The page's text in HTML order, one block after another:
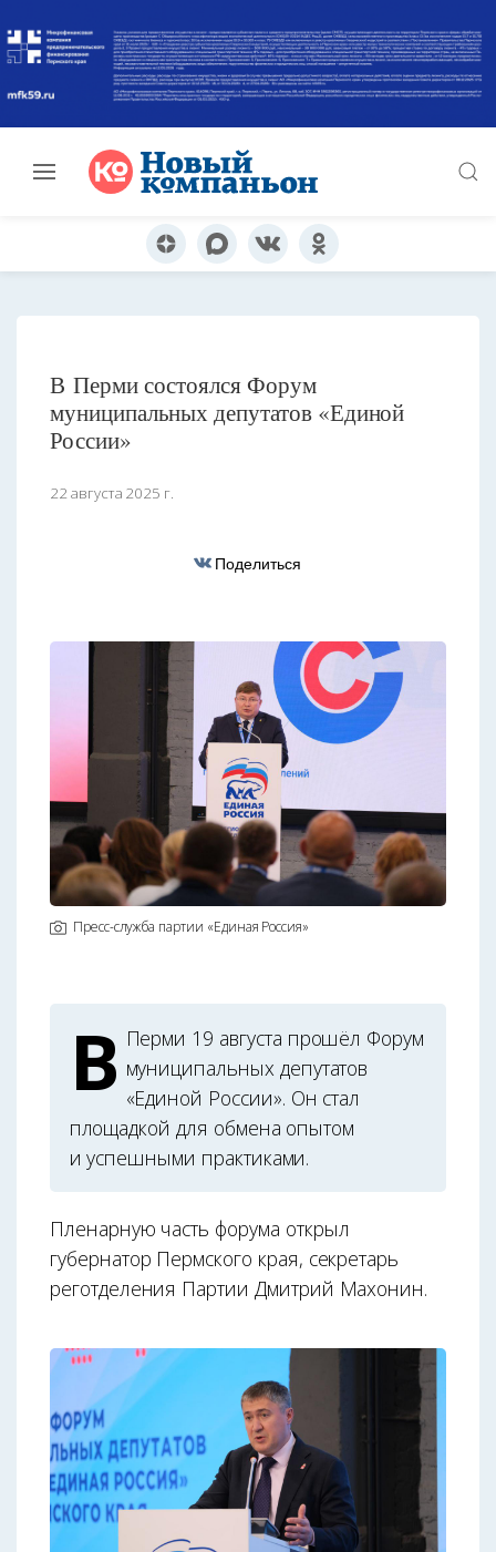
В Перми состоялся Форум
муниципальных депутатов «Единой
России»
22 августа 2025 г.
Поделиться
Пресс-служба партии «Единая Россия»
В Перми 19 августа прошёл Форум
муниципальных депутатов
«Единой России». Он стал
площадкой для обмена опытом
и успешными практиками.
Пленарную часть форума открыл
губернатор Пермского края, секретарь
реготделения Партии Дмитрий Махонин.